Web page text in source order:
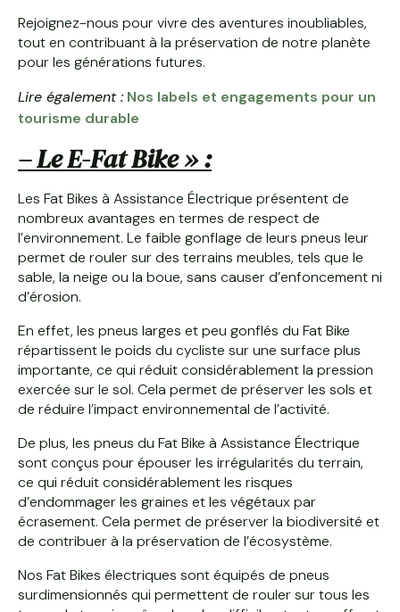
Rejoignez-nous pour vivre des aventures inoubliables,
tout en contribuant à la préservation de notre planète
pour les générations futures.
Lire également : Nos labels et engagements pour un
tourisme durable
– Le E-Fat Bike » :
Les Fat Bikes à Assistance Électrique présentent de
nombreux avantages en termes de respect de
l’environnement. Le faible gonflage de leurs pneus leur
permet de rouler sur des terrains meubles, tels que le
sable, la neige ou la boue, sans causer d’enfoncement ni
d’érosion.
En effet, les pneus larges et peu gonflés du Fat Bike
répartissent le poids du cycliste sur une surface plus
importante, ce qui réduit considérablement la pression
exercée sur le sol. Cela permet de préserver les sols et
de réduire l’impact environnemental de l’activité.
De plus, les pneus du Fat Bike à Assistance Électrique
sont conçus pour épouser les irrégularités du terrain,
ce qui réduit considérablement les risques
d’endommager les graines et les végétaux par
écrasement. Cela permet de préserver la biodiversité et
de contribuer à la préservation de l’écosystème.
Nos Fat Bikes électriques sont équipés de pneus
surdimensionnés qui permettent de rouler sur tous les